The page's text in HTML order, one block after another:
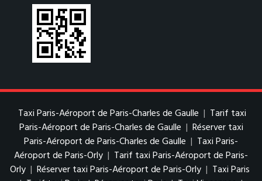
Taxi Paris-Aéroport de Paris-Charles de Gaulle | Tarif taxi
Paris-Aéroport de Paris-Charles de Gaulle | Réserver taxi
Paris-Aéroport de Paris-Charles de Gaulle | Taxi Paris-
Aéroport de Paris-Orly | Tarif taxi Paris-Aéroport de Paris-
Orly | Réserver taxi Paris-Aéroport de Paris-Orly | Taxi Paris